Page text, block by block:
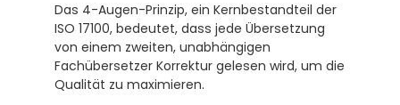
Das 4-Augen-Prinzip, ein Kernbestandteil der
ISO 17100, bedeutet, dass jede Übersetzung
von einem zweiten, unabhängigen
Fachübersetzer Korrektur gelesen wird, um die
Qualität zu maximieren.